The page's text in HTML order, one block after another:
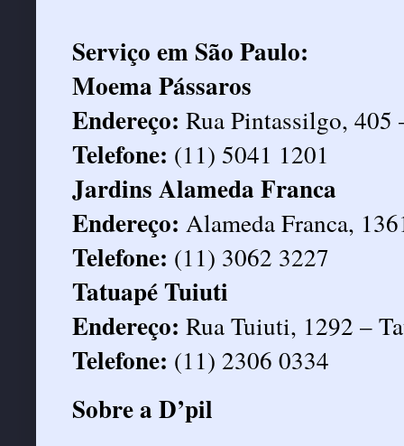
Serviço em São Paulo:
Moema Pássaros
Endereço: Rua Pintassilgo, 405
Telefone: (11) 5041 1201
Jardins Alameda Franca
Endereço: Alameda Franca,
Telefone: (11) 3062 3227
Tatuapé Tuiuti
Endereço: Rua Tuiuti, 1292 –
Telefone: (11) 2306 0334
Sobre a D’pil